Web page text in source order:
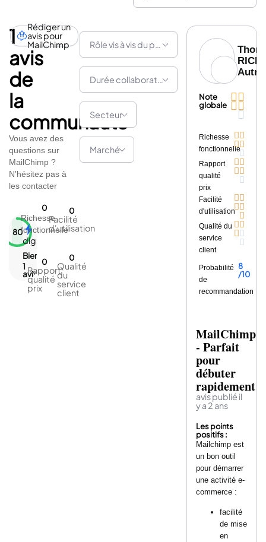
1
avis
de
la
communauté
Rédiger un
avis pour
MailChimp
Vous avez des
questions sur
MailChimp ?
N'hésitez pas à
les contacter
80
digiScore
Bien
1
avis
Richesse
fonctionnelle
0
Facilité
d'utilisation
0
Rapport
qualité
prix
0
Qualité
du
service
client
0
Durée collaboration
Secteur
Marché
Note
globale



Richesse
fonctionnelle



Rapport
qualité
prix



Facilité
d'utilisation



Qualité du
service
client



Probabilité
de
recommandation
8
/10
MailChimp
- Parfait
pour
débuter
rapidement
avis publié il
y a 2 ans
Les points
positifs :
Mailchimp est
un bon outil
pour démarrer
une activité e-
commerce :
facilité
de mise
en